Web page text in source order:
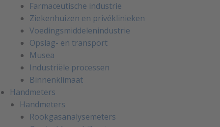
Farmaceutische industrie
Ziekenhuizen en privéklinieken
Voedingsmiddelenindustrie
Opslag- en transport
Musea
Industriële processen
Binnenklimaat
Handmeters
Handmeters
Rookgasanalysemeters